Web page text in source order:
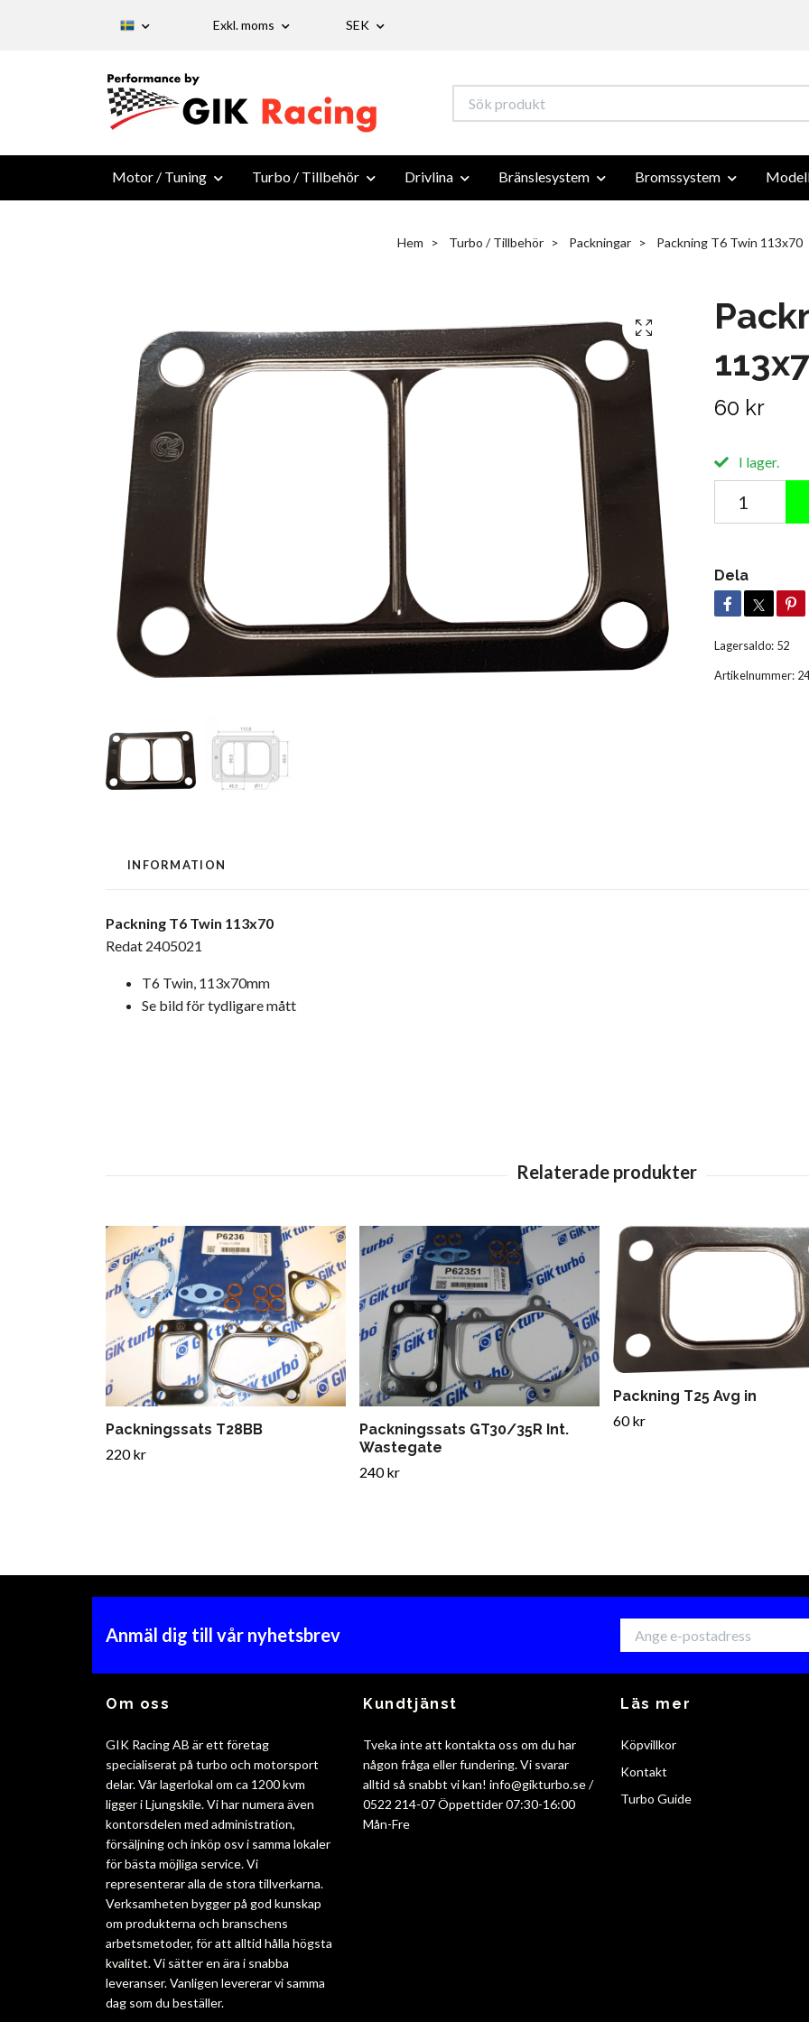
Exkl. moms SEK
Motor / Tuning Turbo / Tillbehör Drivlina Bränslesystem Bromssystem
Hem Turbo / Tillbehör Packningar Packning T6 Twin 113x70
60 kr
I lager.
Dela
Lagersaldo: 52
Artikelnummer:
INFORMATION
Packning T6 Twin 113x70
Redat 2405021
T6 Twin, 113x70mm
Se bild för tydligare mått
Packningssats T28BB
220 kr
Packningssats GT30/35R Int.
Wastegate
240 kr
Packning T25 Avg in
60 kr
Anmäl dig till vår nyhetsbrev
Om oss
GIK Racing AB är ett företag
specialiserat på turbo och motorsport
delar. Vår lagerlokal om ca 1200 kvm
ligger i Ljungskile. Vi har numera även
kontorsdelen med administration,
försäljning och inköp osv i samma lokaler
för bästa möjliga service. Vi
representerar alla de stora tillverkarna.
Verksamheten bygger på god kunskap
om produkterna och branschens
arbetsmetoder, för att alltid hålla högsta
kvalitet. Vi sätter en ära i snabba
leveranser. Vanligen levererar vi samma
dag som du beställer.
Kundtjänst
Tveka inte att kontakta oss om du har
någon fråga eller fundering. Vi svarar
alltid så snabbt vi kan! info@gikturbo.se/
0522 214-07 Öppettider 07:30-16:00
Mån-Fre
Läs mer
Köpvillkor
Kontakt
Turbo Guide